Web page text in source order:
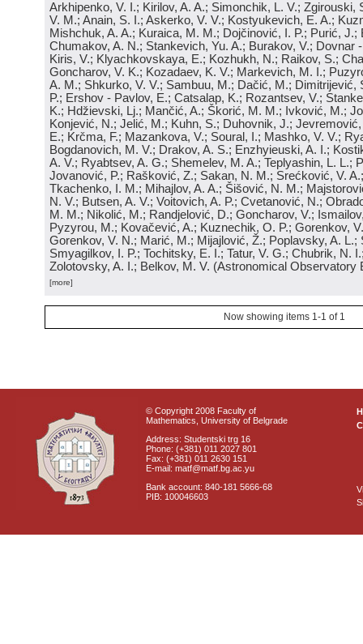
Arkhipenko, V. I.; Kirilov, A. A.; Simonchik, L. V.; Zgirouski,
V. M.; Anain, S. I.; Askerko, V. V.; Kostyukevich, E. A.;
Mishchuk, A. A.; Kuraica, M. M.; Dojčinović, I. P.; Purić, J.;
Chumakov, A. N.; Stankevich, Yu. A.; Burakov, V.; Dovnar
Kiris, V.; Klyachkovskaya, E.; Kozhukh, N.; Raikov, S.;
Goncharov, V. K.; Kozadaev, K. V.; Markevich, M. I.;
A. M.; Shkurko, V. V.; Sambuu, M.; Dačić, M.; Dimitrijević,
P.; Ershov - Pavlov, E.; Catsalap, K.; Rozantsev, V.;
K.; Hdžievski, Lj.; Mančić, A.; Škorić, M. M.; Ivković, M.;
Konjević, N.; Jelić, M.; Kuhn, S.; Duhovnik, J.;
E.; Krčma, F.; Mazankova, V.; Soural, I.; Mashko, V. V.;
Bogdanovich, M. V.; Drakov, A. S.; Enzhyieuski, A. I.;
A. V.; Ryabtsev, A. G.; Shemelev, M. A.; Teplyashin, L. L.;
Jovanović, P.; Rašković, Z.; Sakan, N. M.; Srećković, V.
Tkachenko, I. M.; Mihajlov, A. A.; Šišović, N. M.;
N. V.; Butsen, A. V.; Voitovich, A. P.; Cvetanović, N.;
M. M.; Nikolić, M.; Randjelović, D.; Goncharov, V.;
Pyzyrou, M.; Kovačević, A.; Kuznechik, O. P.; Gorenkov,
Gorenkov, V. N.; Marić, M.; Mijajlović, Ž.; Poplavsky, A. L.;
Smyagilkov, I. P.; Tochitsky, E. I.; Tatur, V. G.; Chubrik, N.
Zolotovsky, A. I.; Belkov, M. V. (Astronomical Observatory
[more]
Now showing items 1-1 of 1
© Copyright 2008 Faculty of
Mathematics, University of Belgrade
Address: Studentski trg 16
Phone: (+381) 011 2027 801
Fax: (+381) 011 2630 151
E-mail: matf@matf.bg.ac.yu
Bank account: 840-181 5666-68
PIB: 100046603